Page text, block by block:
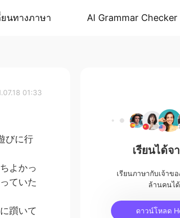
นทางภาษา AI Grammar Checker
01:33
びに行
よかっ
ていた
躓いて
เรียนได้จ
เรียนภาษากับเจ้าข
ล้านคนไ
ดาวน์โหลด